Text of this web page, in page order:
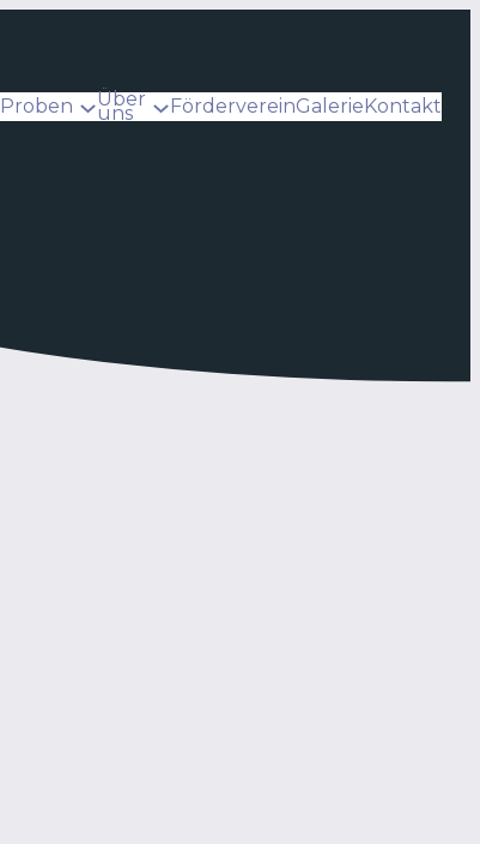
Proben Über
uns FördervereinGalerieKontakt